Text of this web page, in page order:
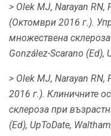
> Olek MJ, Narayan
(Октомври 2016 г.).
множествена
González-Scarano (Ed),
> Olek MJ, Narayan
2016 г.). Клиничните
склероза при
(Ed), UpToDate,